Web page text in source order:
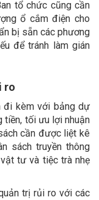
tổ chức cũng cần
ổ cắm điện cho
bị sẵn các phương
để tránh làm gián
ro
đi kèm với bảng dự
tiền, tối ưu lợi nhuận
cần được liệt kê
sách truyền thông
tư và tiệc trà nhẹ
trị rủi ro với các